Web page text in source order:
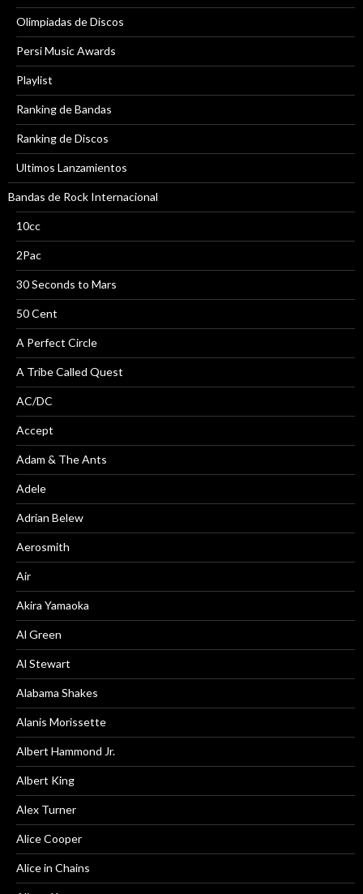
Olimpiadas de Discos
Persi Music Awards
Playlist
Ranking de Bandas
Ranking de Discos
Ultimos Lanzamientos
Bandas de Rock Internacional
10cc
2Pac
30 Seconds to Mars
50 Cent
A Perfect Circle
A Tribe Called Quest
AC/DC
Accept
Adam & The Ants
Adele
Adrian Belew
Aerosmith
Air
Akira Yamaoka
Al Green
Al Stewart
Alabama Shakes
Alanis Morissette
Albert Hammond Jr.
Albert King
Alex Turner
Alice Cooper
Alice in Chains